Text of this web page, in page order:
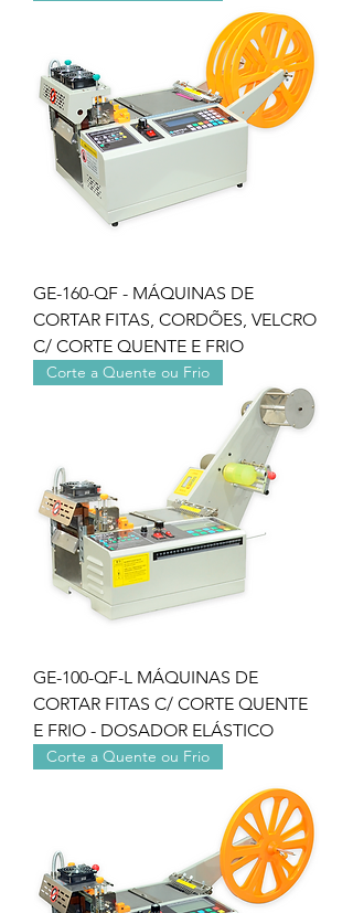
GE-160-QF - MÁQUINAS DE
CORTAR FITAS, CORDÕES, VELCRO
C/ CORTE QUENTE E FRIO
Corte a Quente ou Frio
GE-100-QF-L MÁQUINAS DE
CORTAR FITAS C/ CORTE QUENTE
E FRIO - DOSADOR ELÁSTICO
Corte a Quente ou Frio